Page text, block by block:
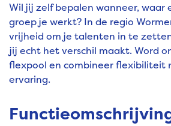
Wil jij zelf bepalen wanneer, waar
groep je werkt? In de regio
vrijheid om je talenten in te
jij echt het verschil maakt. Word
flexpool en combineer flexibiliteit
ervaring.